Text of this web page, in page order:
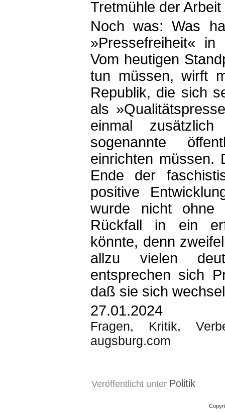
Tretmühle der Arbeit
Noch was: Was
»Pressefreiheit«
Vom heutigen
tun müssen, wirft
Republik, die sich
als
einmal zusätzlich
sogenannte
einrichten müssen.
Ende der
positive
wurde nicht ohne
Rückfall in ein
könnte, denn
allzu vielen
entsprechen sich
daß sie sich
27.01.2024
Fragen, Kritik,
augsburg.com
Veröffentlicht unter Politik